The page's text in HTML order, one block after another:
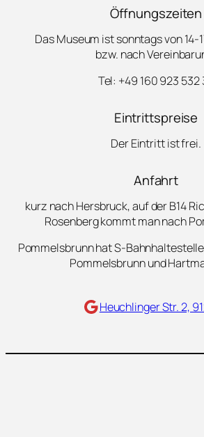
Öffnungszeiten
Das Museum ist sonntags von 14-
bzw. nach
Tel: +49 160 923 532
Eintrittspreise
Der Eintritt ist frei.
Anfahrt
kurz nach Hersbruck, auf der B14
Rosenberg kommt man nach
Pommelsbrunn hat S-
Pommelsbrunn und
Maps Heuchlinger Str. 2,